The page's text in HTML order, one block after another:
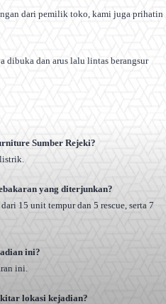
dari pemilik toko, kami juga prihatin
dibuka dan arus lalu lintas berangsur
Sumber Rejeki?
yang diterjunkan?
15 unit tempur dan 5 rescue, serta 7
ini?
ini.
lokasi kejadian?